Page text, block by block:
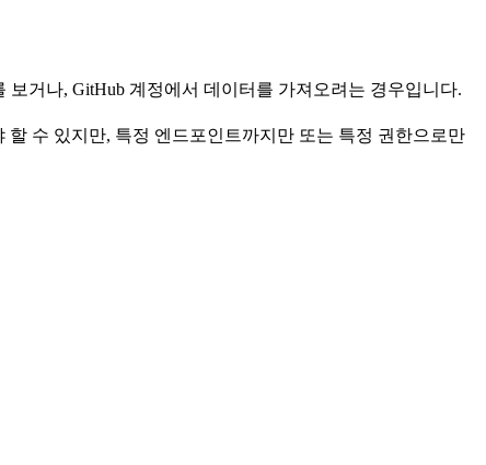
보거나, GitHub 계정에서 데이터를 가져오려는 경우입니다.
수 있지만, 특정 엔드포인트까지만 또는 특정 권한으로만